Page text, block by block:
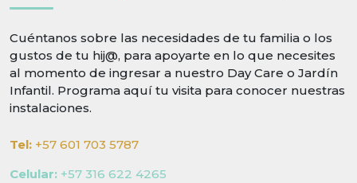
Cuéntanos sobre las necesidades de tu familia o los
gustos de tu hij@, para apoyarte en lo que necesites
al momento de ingresar a nuestro Day Care o Jardín
Infantil. Programa aquí tu visita para conocer nuestras
instalaciones.
Tel: +57 601 703 5787
Celular: +57 316 622 4265